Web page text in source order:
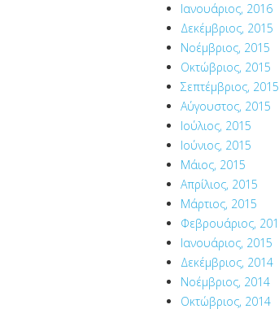
Ιανουάριος, 2016
Δεκέμβριος, 2015
Νοέμβριος, 2015
Οκτώβριος, 2015
Σεπτέμβριος, 2015
Αύγουστος, 2015
Ιούλιος, 2015
Ιούνιος, 2015
Μάιος, 2015
Απρίλιος, 2015
Μάρτιος, 2015
Φεβρουάριος,
Ιανουάριος, 2015
Δεκέμβριος, 2014
Νοέμβριος, 2014
Οκτώβριος, 2014